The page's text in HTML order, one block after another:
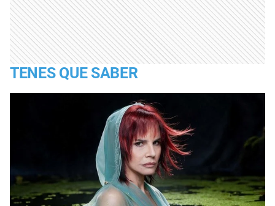
TENES QUE SABER